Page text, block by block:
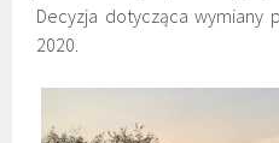
Decyzja dotycząca
2020.